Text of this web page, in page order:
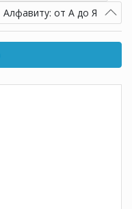
Алфавиту: от А до Я